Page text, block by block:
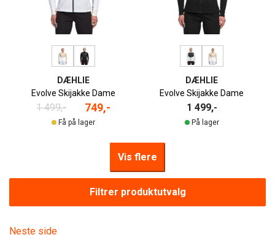
DÆHLIE
Evolve Skijakke Dame
1 499,- 749,-
Få på lager
DÆHLIE
Evolve Skijakke Dame
1 499,-
På lager
Vis flere
Filtrer produktutvalg
Neste side